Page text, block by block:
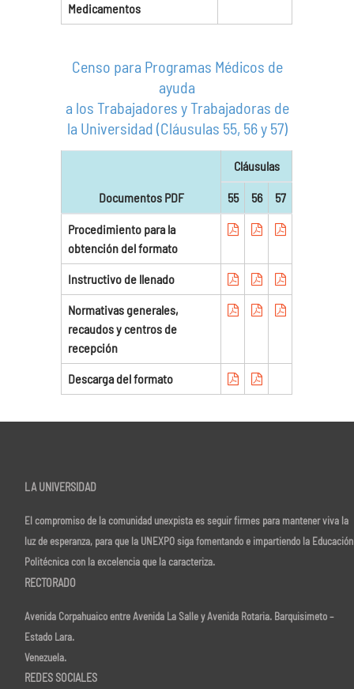
Medicamentos
Censo para Programas Médicos de
ayuda
a los Trabajadores y Trabajadoras de
la Universidad (Cláusulas 55, 56 y 57)
Documentos PDF
Cláusulas
55 56 57
Procedimiento para la
obtención del formato
Instructivo de llenado
Normativas generales,
recaudos y centros de
recepción
Descarga del formato
LA UNIVERSIDAD
El compromiso de la comunidad unexpista es seguir firmes para mantener viva la
luz de esperanza, para que la UNEXPO siga fomentando e impartiendo la Educación
Politécnica con la excelencia que la caracteriza.
RECTORADO
Avenida Corpahuaico entre Avenida La Salle y Avenida Rotaria. Barquisimeto –
Estado Lara.
Venezuela.
REDES SOCIALES